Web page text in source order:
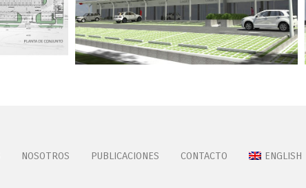
NOSOTROS PUBLICACIONES CONTACTO ENGLISH